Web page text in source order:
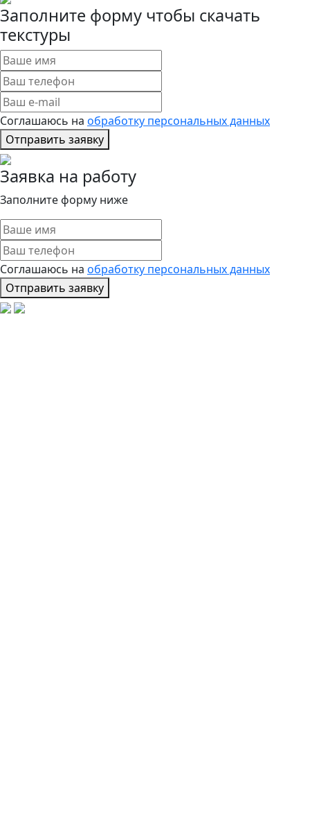
Заполните форму чтобы скачать
текстуры
Соглашаюсь на обработку персональных данных
Отправить заявку
Заявка на работу
Заполните форму ниже
Соглашаюсь на обработку персональных данных
Отправить заявку